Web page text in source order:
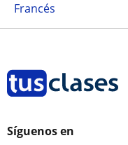
Francés
Síguenos en